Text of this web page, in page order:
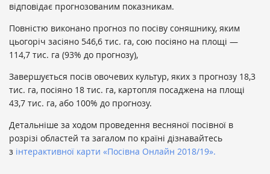
відповідає прогнозованим показникам.
Повністю виконано прогноз по посіву соняшнику, яким
цьогоріч засіяно 546,6 тис. га, сою посіяно на площі —
114,7 тис. га (93% до прогнозу),
Завершується посів овочевих культур, яких з прогнозу 18,3
тис. га, посіяно 18 тис. га, картопля посаджена на площі
43,7 тис. га, або 100% до прогнозу.
Детальніше за ходом проведення весняної посівної в
розрізі областей та загалом по країні дізнавайтесь
з інтерактивної карти «Посівна Онлайн 2018/19».